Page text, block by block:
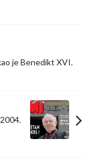
je Benedikt XVI.